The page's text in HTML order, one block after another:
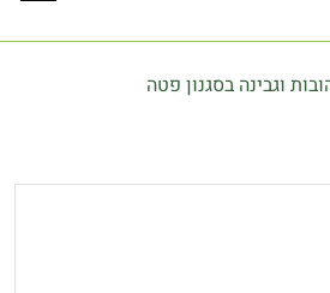
וגבינה בסגנון פטה